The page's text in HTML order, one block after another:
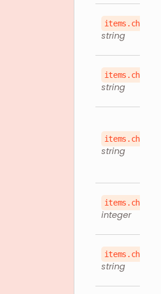
string
string
string
integer
string